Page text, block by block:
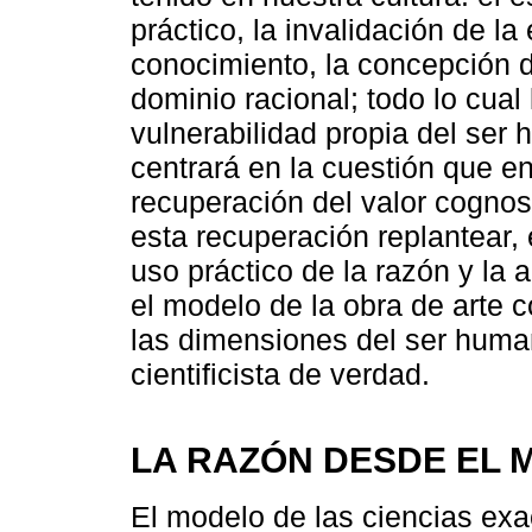
práctico, la invalidación de la
conocimiento, la concepción
dominio racional; todo lo
vulnerabilidad propia del ser
centrará en la cuestión que
recuperación del valor
esta recuperación
uso práctico de la razón y la
el modelo de la obra de arte
las dimensiones del ser
cientificista de verdad.
LA RAZÓN DESDE EL
El modelo de las ciencias